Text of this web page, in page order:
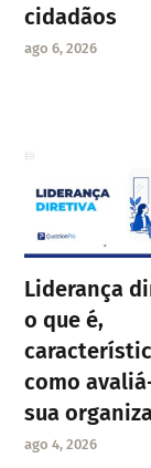
cidadãos
ago 6, 2026
Liderança
o que é,
como
sua
ago 4, 2026